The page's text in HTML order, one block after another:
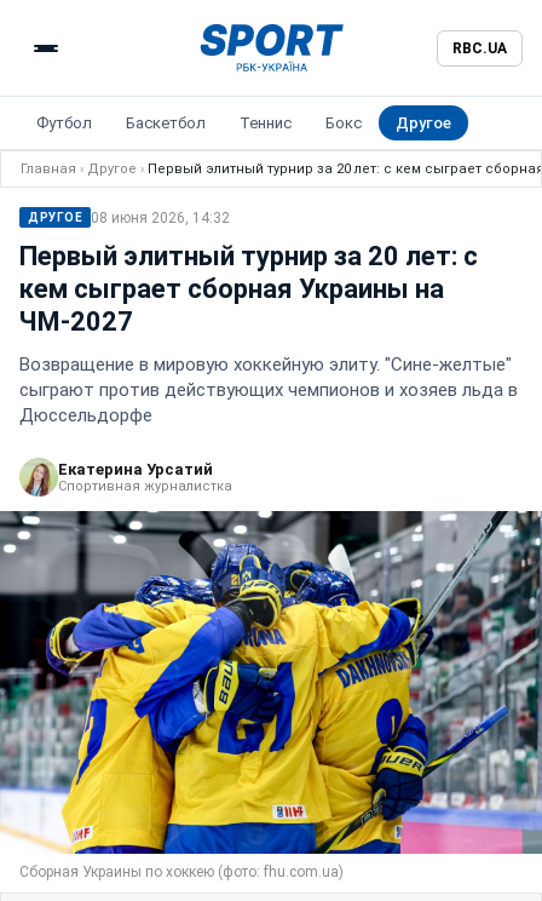
RBC.UA
Футбол Баскетбол Теннис Бокс Другое
Главная › Другое › Первый элитный турнир за 20 лет: с кем сыграет
ДРУГОЕ 08 июня 2026, 14:32
Первый элитный турнир за 20 лет: с
кем сыграет сборная Украины на
ЧМ-2027
Возвращение в мировую хоккейную элиту. "Сине-желтые"
сыграют против действующих чемпионов и хозяев льда в
Дюссельдорфе
Екатерина Урсатий
Спортивная журналистка
Сборная Украины по хоккею (фото: fhu.com.ua)